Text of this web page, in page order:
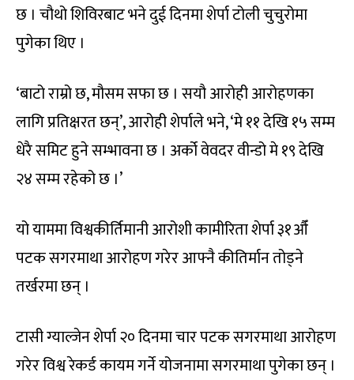
छ । चौथो शिविरबाट भने दुई दिनमा शेर्पा टोली चुचुरोमा
पुगेका थिए ।
‘बाटो राम्रो छ, मौसम सफा छ । सयौ आरोही आरोहणका
लागि प्रतिक्षरत छन्’, आरोही शेर्पाले भने, ‘मे ११ देखि १५ सम्म
धेरै समिट हुने सम्भावना छ । अर्को वेवदर वीन्डो मे १९ देखि
२४ सम्म रहेको छ ।’
यो याममा विश्वकीर्तिमानी आरोशी कामीरिता शेर्पा ३१औँ
पटक सगरमाथा आरोहण गरेर आफ्नै कीतिर्मान तोड्ने
तर्खरमा छन् ।
टासी ग्याल्जेन शेर्पा २० दिनमा चार पटक सगरमाथा आरोहण
गरेर विश्व रेकर्ड कायम गर्ने योजनामा सगरमाथा पुगेका छन् ।